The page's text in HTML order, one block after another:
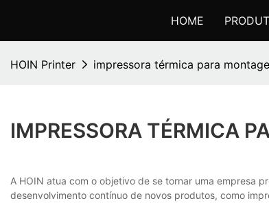
HOME
HOIN Printer impressora térmica para
IMPRESSORA TÉRMICA
A HOIN atua com o objetivo de se tornar uma empresa
desenvolvimento contínuo de novos produtos, como